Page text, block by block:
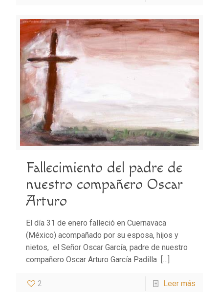
Fallecimiento del padre de
nuestro compañero Oscar
Arturo
El día 31 de enero falleció en Cuernavaca
(México) acompañado por su esposa, hijos y
nietos, el Señor Oscar García, padre de nuestro
compañero Oscar Arturo García Padilla […]
2 Leer más